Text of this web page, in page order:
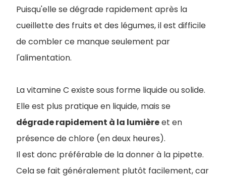
Puisqu'elle se dégrade rapidement après la
cueillette des fruits et des légumes, il est difficile
de combler ce manque seulement par
l'alimentation.
La vitamine C existe sous forme liquide ou solide.
Elle est plus pratique en liquide, mais se
dégrade rapidement à la lumièreet en
présence de chlore (en deux heures).
Il est donc préférable de la donner à la pipette.
Cela se fait généralement plutôt facilement, car